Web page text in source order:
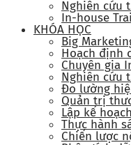
Nghiên cứu
In-house
KHÓA HỌC
Big
Hoạch định
Chuyên gia
Nghiên cứu
Đo lường
Quản trị
Lập kế
Thực hành
Chiến lược